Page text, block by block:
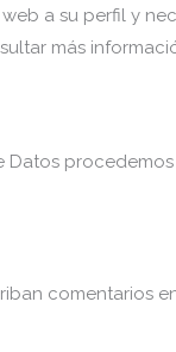
a su perfil y
más
Datos
comentarios